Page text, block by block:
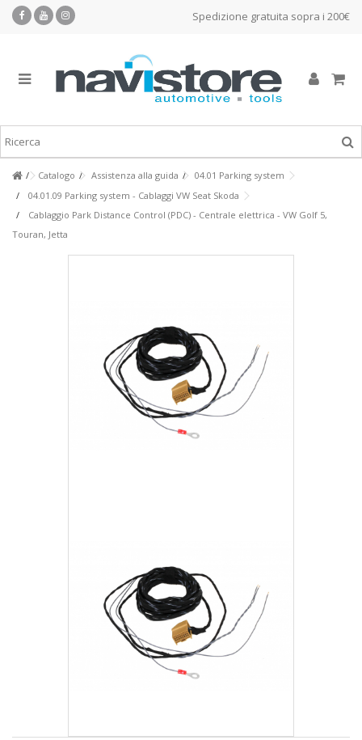
Spedizione gratuita sopra i 200€
Catalogo Assistenza alla guida
04.01 Parking system
04.01.09 Parking system - Cablaggi VW Seat Skoda
Cablaggio Park Distance Control (PDC) - Centrale elettrica - VW Golf 5,
Touran, Jetta